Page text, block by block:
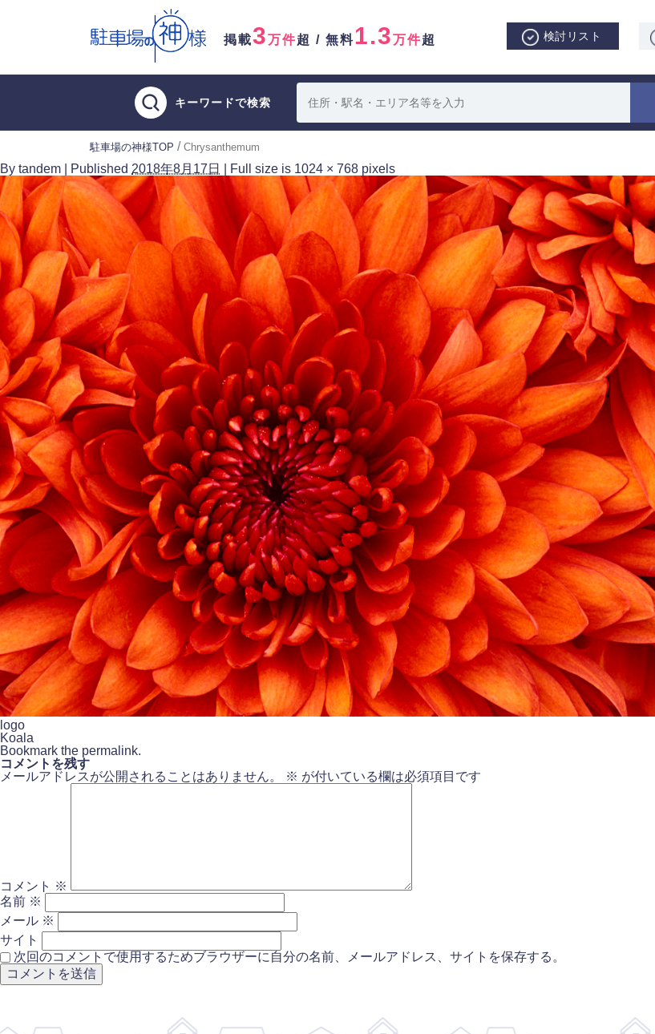
掲載3万件超 / 無料1.3万件超 検討リスト
キーワードで検索
駐車場の神様TOP / Chrysanthemum
By tandem Published 2018年8月17日 Full size is 1024 × 768 pixels
logo
Koala
Bookmark the permalink.
コメントを残す
メールアドレスが公開されることはありません。
※ が付いている欄は必須項目です
コメント ※
名前 ※
メール ※
サイト
次回のコメントで使用するためブラウザーに自分の名前、メールアドレス、サイトを保存する。